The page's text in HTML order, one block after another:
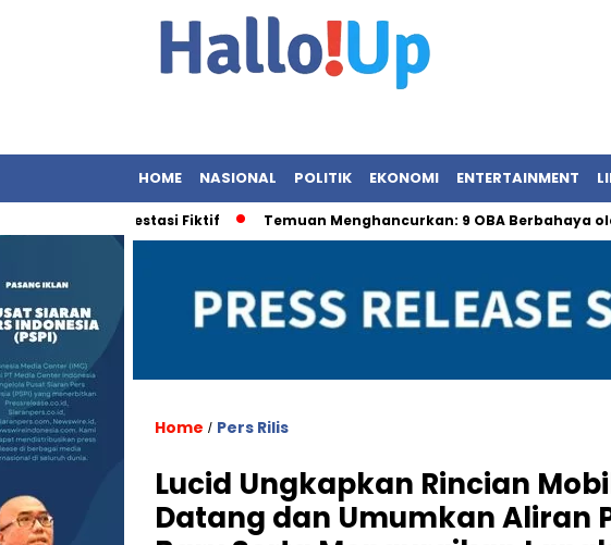
HOME NASIONAL POLITIK EKONOMI ENTERTAINMENT
Hukum Investasi Fiktif Temuan Menghancurkan: 9 OBA Berbahaya oleh
Home / Pers Rilis
Lucid Ungkapkan Rincian
Datang dan Umumkan Aliran